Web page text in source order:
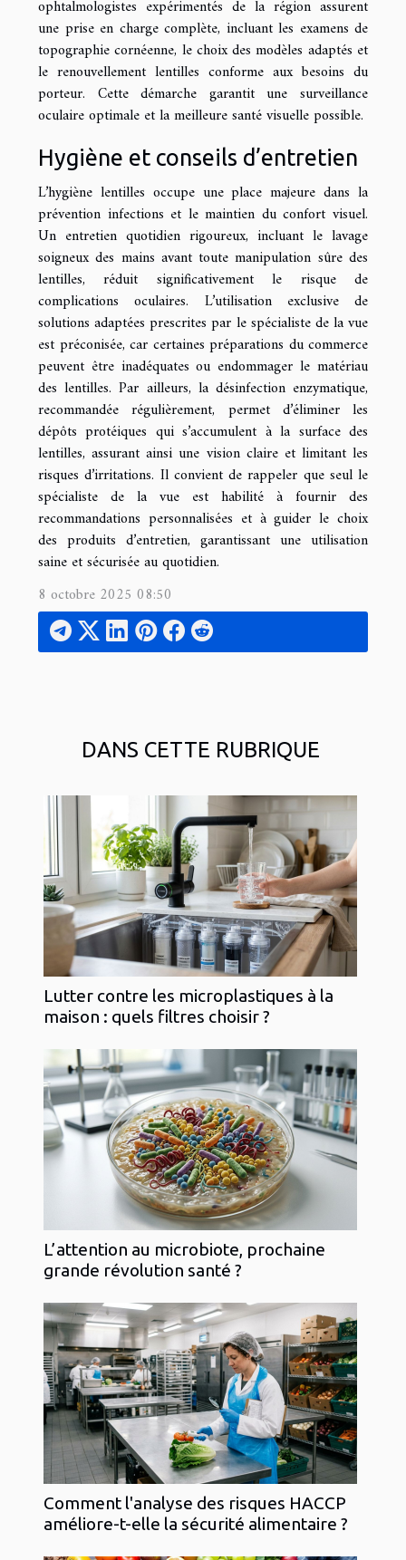
ophtalmologistes expérimentés de la région assurent
une prise en charge complète, incluant les examens de
topographie cornéenne, le choix des modèles adaptés et
le renouvellement lentilles conforme aux besoins du
porteur. Cette démarche garantit une surveillance
oculaire optimale et la meilleure santé visuelle possible.
Hygiène et conseils d’entretien
L’hygiène lentilles occupe une place majeure dans la
prévention infections et le maintien du confort visuel.
Un entretien quotidien rigoureux, incluant le lavage
soigneux des mains avant toute manipulation sûre des
lentilles, réduit significativement le risque de
complications oculaires. L’utilisation exclusive de
solutions adaptées prescrites par le spécialiste de la vue
est préconisée, car certaines préparations du commerce
peuvent être inadéquates ou endommager le matériau
des lentilles. Par ailleurs, la désinfection enzymatique,
recommandée régulièrement, permet d’éliminer les
dépôts protéiques qui s’accumulent à la surface des
lentilles, assurant ainsi une vision claire et limitant les
risques d’irritations. Il convient de rappeler que seul le
spécialiste de la vue est habilité à fournir des
recommandations personnalisées et à guider le choix
des produits d’entretien, garantissant une utilisation
saine et sécurisée au quotidien.
8 octobre 2025 08:50
DANS CETTE RUBRIQUE
Lutter contre les microplastiques à la
maison : quels filtres choisir ?
L’attention au microbiote, prochaine
grande révolution santé ?
Comment l'analyse des risques HACCP
améliore-t-elle la sécurité alimentaire ?